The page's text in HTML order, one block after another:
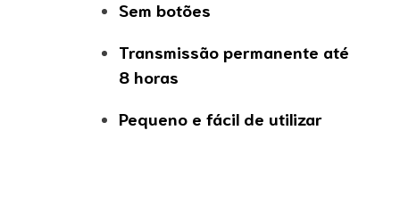
Sem botões
Transmissão permanente até
8 horas
Pequeno e fácil de utilizar